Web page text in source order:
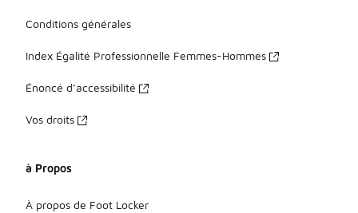
Conditions générales
Index Égalité Professionnelle Femmes-Hommes
Énoncé d’accessibilité
Vos droits
à Propos
À propos de Foot Locker